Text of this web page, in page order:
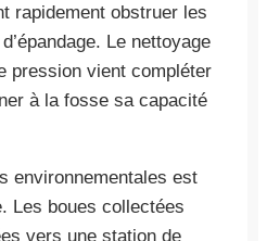
rapidement obstruer les
Le nettoyage
pression vient compléter
à la fosse sa capacité
environnementales est
Les boues collectées
vers une station de